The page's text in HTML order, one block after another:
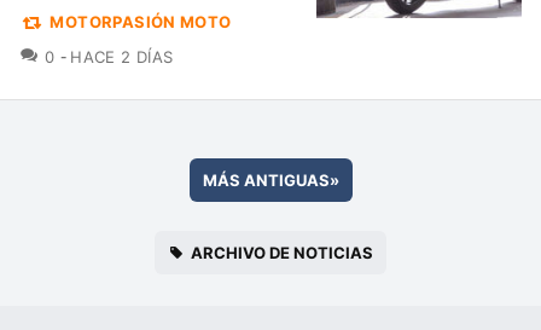
MOTORPASIÓN MOTO
0 COMENTARIOS
HACE 2 DÍAS
MÁS ANTIGUAS»
ARCHIVO DE NOTICIAS